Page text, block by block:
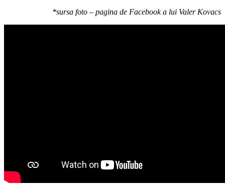
*sursa foto – pagina de Facebook a lui Valer Kovacs